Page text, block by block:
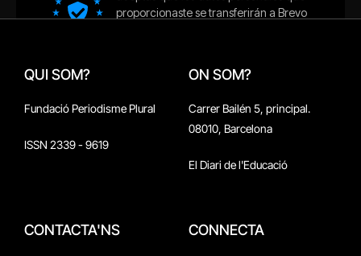
QUI SOM?
Fundació Periodisme Plural
ISSN 2339 - 9619
ON SOM?
Carrer Bailén 5, principal.
08010, Barcelona
El Diari de l'Educació
CONTACTA'NS CONNECTA